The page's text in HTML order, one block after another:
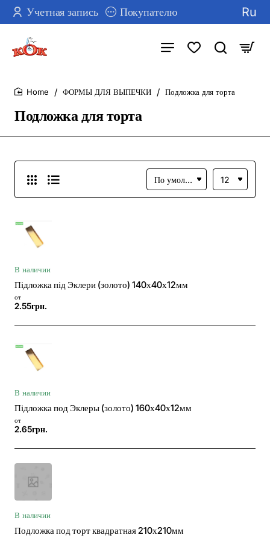
Учетная запись Покупателю Ru
Подложка для торта
ФОРМЫ ДЛЯ ВЫПЕЧКИ Подложка для торта
В наличии
Підложка під Эклери (золото) 140х40х12мм
от
2.55грн.
В наличии
Підложка под Эклеры (золото) 160х40х12мм
от
2.65грн.
В наличии
Подложка под торт квадратная 210х210мм